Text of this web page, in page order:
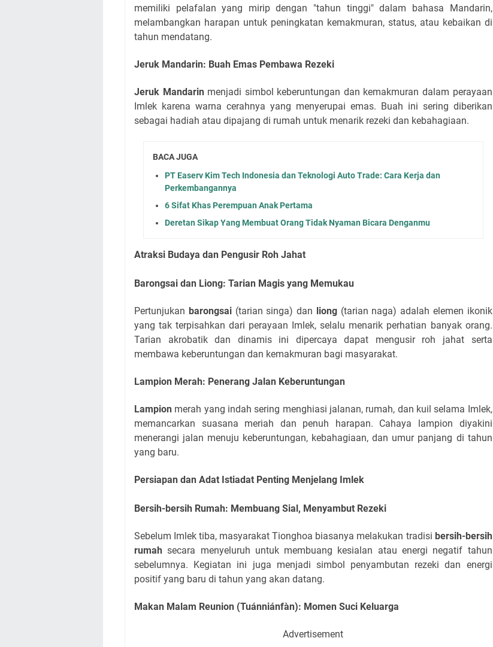
memiliki pelafalan yang mirip dengan "tahun tinggi" dalam bahasa Mandarin,
melambangkan harapan untuk peningkatan kemakmuran, status, atau kebaikan di
tahun mendatang.
Jeruk Mandarin: Buah Emas Pembawa Rezeki
Jeruk Mandarinmenjadi simbol keberuntungan dan kemakmuran dalam perayaan
Imlek karena warna cerahnya yang menyerupai emas. Buah ini sering diberikan
sebagai hadiah atau dipajang di rumah untuk menarik rezeki dan kebahagiaan.
BACA JUGA
PT Easerv Kim Tech Indonesia dan Teknologi Auto Trade: Cara Kerja dan
Perkembangannya
6 Sifat Khas Perempuan Anak Pertama
Deretan Sikap Yang Membuat Orang Tidak Nyaman Bicara Denganmu
Atraksi Budaya dan Pengusir Roh Jahat
Barongsai dan Liong: Tarian Magis yang Memukau
Pertunjukan barongsai(tarian singa) dan liong(tarian naga) adalah elemen ikonik
yang tak terpisahkan dari perayaan Imlek, selalu menarik perhatian banyak orang.
Tarian akrobatik dan dinamis ini dipercaya dapat mengusir roh jahat serta
membawa keberuntungan dan kemakmuran bagi masyarakat.
Lampion Merah: Penerang Jalan Keberuntungan
Lampion merah yang indah sering menghiasi jalanan, rumah, dan kuil selama Imlek,
memancarkan suasana meriah dan penuh harapan. Cahaya lampion diyakini
menerangi jalan menuju keberuntungan, kebahagiaan, dan umur panjang di tahun
yang baru.
Persiapan dan Adat Istiadat Penting Menjelang Imlek
Bersih-bersih Rumah: Membuang Sial, Menyambut Rezeki
Sebelum Imlek tiba, masyarakat Tionghoa biasanya melakukan tradisi bersih-bersih
rumah secara menyeluruh untuk membuang kesialan atau energi negatif tahun
sebelumnya. Kegiatan ini juga menjadi simbol penyambutan rezeki dan energi
positif yang baru di tahun yang akan datang.
Makan Malam Reunion (Tuánniánfàn): Momen Suci Keluarga
Advertisement